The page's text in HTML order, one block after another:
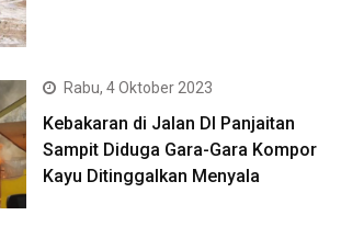
Rabu, 4 Oktober 2023
Kebakaran di Jalan DI Panjaitan
Sampit Diduga Gara-Gara Kompor
Kayu Ditinggalkan Menyala